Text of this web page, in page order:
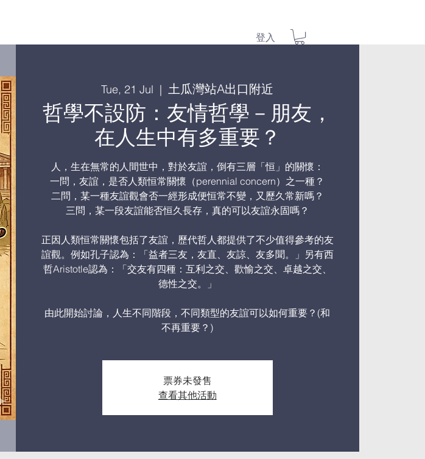
登入
Tue, 21 Jul
  |
土瓜灣站A出口附近
哲學不設防：友情哲學－朋友，
在人生中有多重要？
人，生在無常的人間世中，對於友誼，倒有三層「恒」的關懷：
一問，友誼，是否人類恒常關懷（perennial concern）之一種？
二問，某一種友誼觀會否一經形成便恒常不變，又歷久常新嗎？
三問，某一段友誼能否恒久長存，真的可以友誼永固嗎？
正因人類恒常關懷包括了友誼，歷代哲人都提供了不少值得參考的友
誼觀。例如孔子認為：「益者三友，友直、友諒、友多聞。」另有西
哲Aristotle認為：「交友有四種：互利之交、歡愉之交、卓越之交、
德性之交。」
由此開始討論，人生不同階段，不同類型的友誼可以如何重要？(和
不再重要？)
票券未發售
查看其他活動